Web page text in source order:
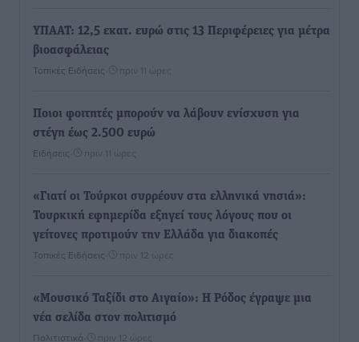
ΥΠΑΑΤ: 12,5 εκατ. ευρώ στις 13 Περιφέρειες για μέτρα
βιοασφάλειας
Τοπικές Ειδήσεις πριν 11 ώρες
Ποιοι φοιτητές μπορούν να λάβουν ενίσχυση για
στέγη έως 2.500 ευρώ
Ειδήσεις πριν 11 ώρες
«Γιατί οι Τούρκοι συρρέουν στα ελληνικά νησιά»:
Τουρκική εφημερίδα εξηγεί τους λόγους που οι
γείτονες προτιμούν την Ελλάδα για διακοπές
Τοπικές Ειδήσεις πριν 12 ώρες
«Μουσικό Ταξίδι στο Αιγαίο»: Η Ρόδος έγραψε μια
νέα σελίδα στον πολιτισμό
Πολιτιστικά πριν 12 ώρες